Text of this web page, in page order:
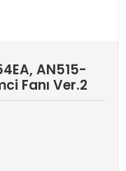
AN515-
Fanı Ver.2